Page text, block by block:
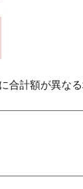
計額が異なる